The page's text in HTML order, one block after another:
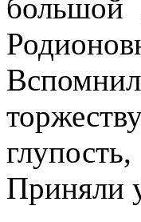
Приняли